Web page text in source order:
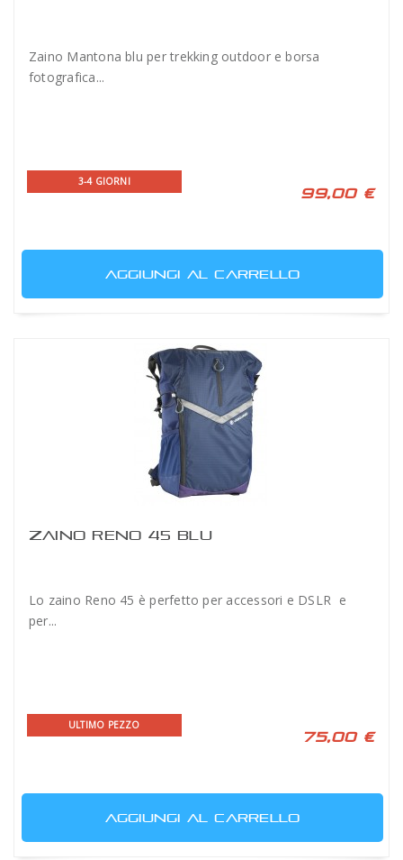
Zaino Mantona blu per trekking outdoor e borsa
fotografica...
3-4 GIORNI
99,00 €
AGGIUNGI AL CARRELLO
ZAINO RENO 45 BLU
Lo zaino Reno 45 è perfetto per accessori e DSLR e
per...
ULTIMO PEZZO
75,00 €
AGGIUNGI AL CARRELLO